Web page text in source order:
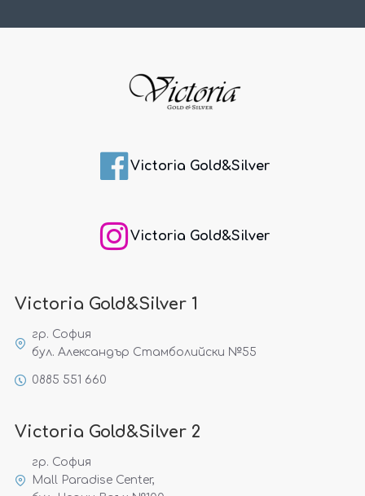
Victoria Gold&Silver
Victoria Gold&Silver
Victoria Gold&Silver 1
гр. София
бул. Александър Стамболийски №55
0885 551 660
Victoria Gold&Silver 2
гр. София
Mall Paradise Center,